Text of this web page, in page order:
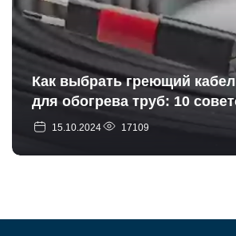
Как выбрать греющий
для обогрева труб: 10
15.10.2024 17109